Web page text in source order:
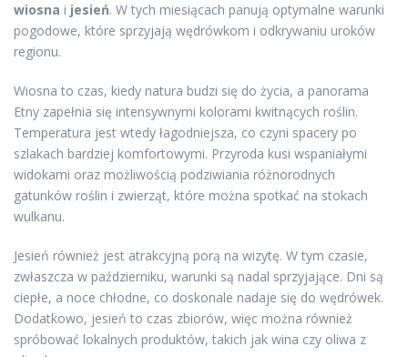
wiosna i jesień. W tych miesiącach panują optymalne warunki
pogodowe, które sprzyjają wędrówkom i odkrywaniu uroków
regionu.
Wiosna to czas, kiedy natura budzi się do życia, a panorama
Etny zapełnia się intensywnymi kolorami kwitnących roślin.
Temperatura jest wtedy łagodniejsza, co czyni spacery po
szlakach bardziej komfortowymi. Przyroda kusi wspaniałymi
widokami oraz możliwością podziwiania różnorodnych
gatunków roślin i zwierząt, które można spotkać na stokach
wulkanu.
Jesień również jest atrakcyjną porą na wizytę. W tym czasie,
zwłaszcza w październiku, warunki są nadal sprzyjające. Dni są
ciepłe, a noce chłodne, co doskonale nadaje się do wędrówek.
Dodatkowo, jesień to czas zbiorów, więc można również
spróbować lokalnych produktów, takich jak wina czy oliwa z